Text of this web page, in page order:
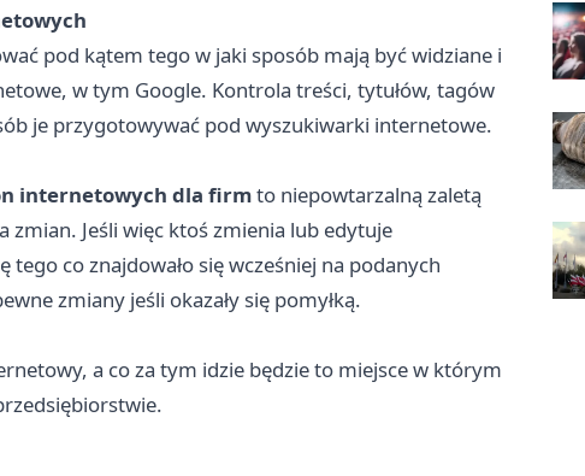
pod kątem tego w jaki sposób mają być widziane i
w tym Google. Kontrola treści, tytułów, tagów
je przygotowywać pod wyszukiwarki internetowe.
internetowych dla firmto niepowtarzalną zaletą
zmian. Jeśli więc ktoś zmienia lub edytuje
co znajdowało się wcześniej na podanych
zmiany jeśli okazały się pomyłką.
a co za tym idzie będzie to miejsce w którym